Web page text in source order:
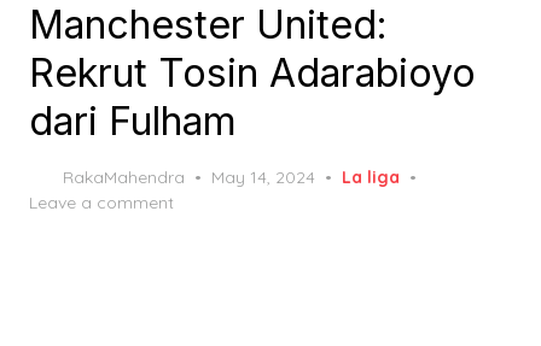
Manchester United:
Rekrut Tosin Adarabioyo
dari Fulham
RakaMahendra
Posted
May 14, 2024
La liga
Leave a comment